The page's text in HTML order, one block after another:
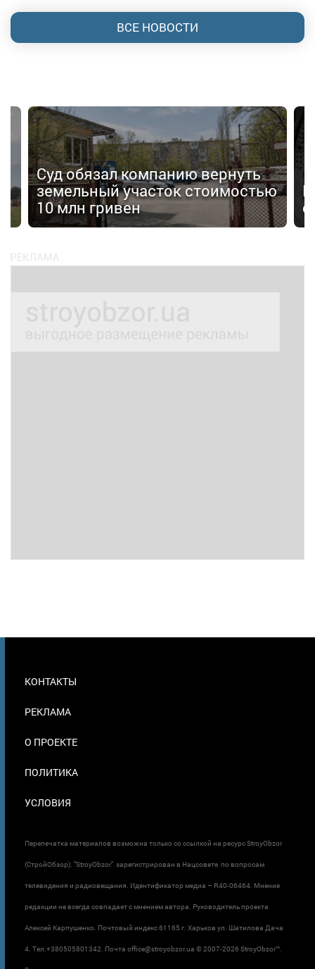
ВСЕ НОВОСТИ
Суд обязал компанию вернуть
земельный участок стоимостью
10 млн гривен
В
КОНТАКТЫ
РЕКЛАМА
О ПРОЕКТЕ
ПОЛИТИКА
УСЛОВИЯ
Перепечатка материалов возможна только со ссылкой на ресурс StroyObzor
(СтройОбзор). "StroyObzor" зарегистрирован в Нацсовете по вопросам
телевидения и радиовещания. Идентификатор медиа – R40-06464. Мнение
редакции не всегда совпадает с мнением автора. Руководитель проекта
Алексей Карпушенко. Почтовый индекс 61165 г. Харьков ул. Шатилова Дача
4. Тел.+380505801342. Почта office@stroyobzor.ua © 2007-2026 StroyObzor™.